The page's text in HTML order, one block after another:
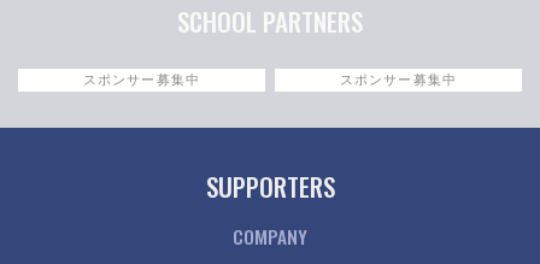
SCHOOL PARTNERS
スポンサー募集中 スポンサー募集中
SUPPORTERS
COMPANY